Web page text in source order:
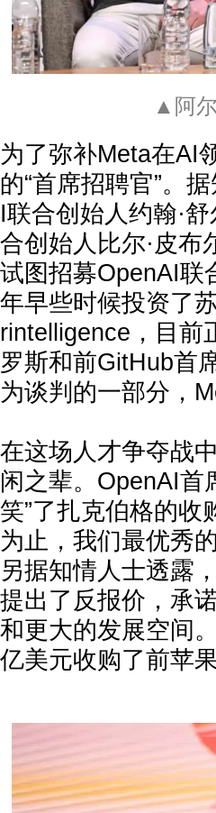
▲阿
为了弥补Meta在AI
的“首席招聘官”。
I联合创始人约翰·
合创始人比尔·皮布
试图招募OpenAI联
年早些时候投资了
rintelligence，目前
罗斯和前GitHub首
为谈判的一部分，
在这场人才争夺战
闲之辈。OpenAI首
笑”了扎克伯格的收
为止，我们最优秀
另据知情人士透露
提出了反报价，承
和更大的发展空间
亿美元收购了前苹